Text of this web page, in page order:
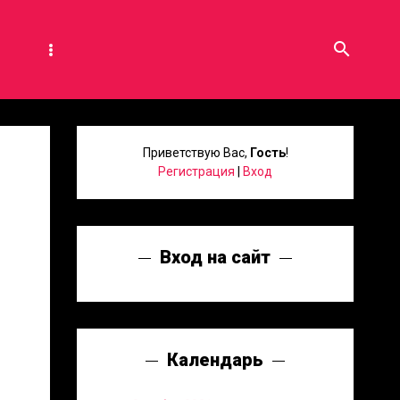
search
Приветствую Вас, Гость!
Регистрация
Вход
Вход на сайт
Календарь